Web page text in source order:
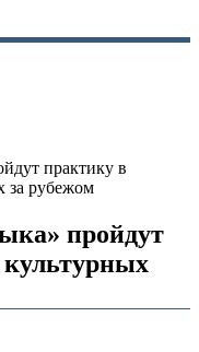
практику в
за рубежом
пройдут